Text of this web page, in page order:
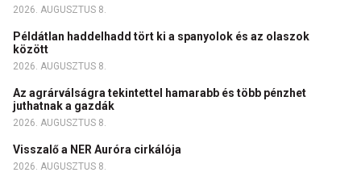
2026. AUGUSZTUS 8.
Példátlan haddelhadd tört ki a spanyolok és az olaszok
között
2026. AUGUSZTUS 8.
Az agrárválságra tekintettel hamarabb és több pénzhet
juthatnak a gazdák
2026. AUGUSZTUS 8.
Visszalő a NER Auróra cirkálója
2026. AUGUSZTUS 8.